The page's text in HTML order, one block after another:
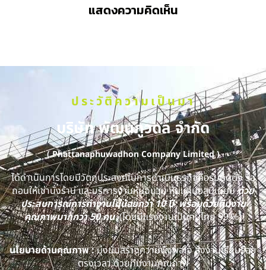
แสดงความคิดเห็น
ประวัติความเป็นมา
บริษัท พัฒนภูวดล จำกัด
( Phattanaphuwadhon Company Limited )
ได้ดำเนินการโดยมีวัตถุประสงค์ในการดำเนินธุรกิจคือรับติดตั้ง รื้อ
ถอนให้เช่านั่งร้าน และบริการงานหุ้มฉนวน หุ้มแผ่นอลูมิเนียมด้วย
ประสบการณ์การทำงานไม่น้อยกว่า 10 ปี พร้อมด้วยทีมงาน
คุณภาพมากกว่า 50 คน(โดยมีแรงงานเป็นคนไทย 99 %)
นโยบายด้านคุณภาพ :มุ่งมั่นสร้างความพึงพอใจ ส่งงานเรียบร้อย
ตรงเวลา ด้วยทีมงานคุณภาพ